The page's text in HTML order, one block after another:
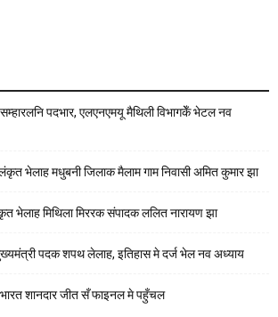
पदभार, एलएनएमयू मैथिली विभागकेँ भेटल नव
भेलाह मधुबनी जिलाक मैलाम गाम निवासी अमित कुमार झा
भेलाह मिथिला मिररक संपादक ललित नारायण झा
पदक शपथ लेलाह, इतिहास मे दर्ज भेल नव अध्याय
शानदार जीत सँ फाइनल मे पहुँचल